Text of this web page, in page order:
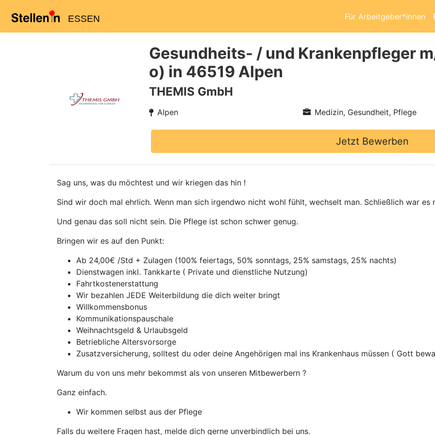
ESSEN Für Arbeitgeber*innen
Gesundheits- / und Krankenpfleger
o) in 46519 Alpen
THEMIS GmbH
Alpen Medizin, Gesundheit, Pflege
Jetzt Bewerben
Sag uns, was du möchtest und wir kriegen das hin !
Sind wir doch mal ehrlich. Wenn man sich irgendwo nicht wohl fühlt, wechselt man. Schließlich war es
Und genau das soll nicht sein. Die Pflege ist schon schwer genug.
Bringen wir es auf den Punkt:
Ab 24,00€ /Std + Zulagen (100% feiertags, 50% sonntags, 25% samstags, 25% nachts)
Dienstwagen inkl. Tankkarte ( Private und dienstliche Nutzung)
Fahrtkostenerstattung
Wir bezahlen JEDE Weiterbildung die dich weiter bringt
Willkommensbonus
Kommunikationspauschale
Weihnachtsgeld & Urlaubsgeld
Betriebliche Altersvorsorge
Zusatzversicherung, solltest du oder deine Angehörigen mal ins Krankenhaus müssen ( Gott
Warum du von uns mehr bekommst als von unseren Mitbewerbern ?
Ganz einfach.
Wir kommen selbst aus der Pflege
Falls du weitere Fragen hast, melde dich gerne unverbindlich bei uns.